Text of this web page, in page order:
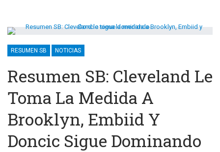
RESUMEN SB NOTICIAS
Resumen SB: Cleveland Le
Toma La Medida A
Brooklyn, Embiid Y
Doncic Sigue Dominando